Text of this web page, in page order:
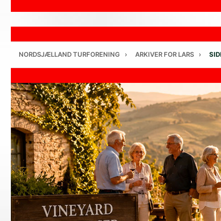
NORDSJÆLLAND TURFORENING › ARKIVER FOR LARS ›